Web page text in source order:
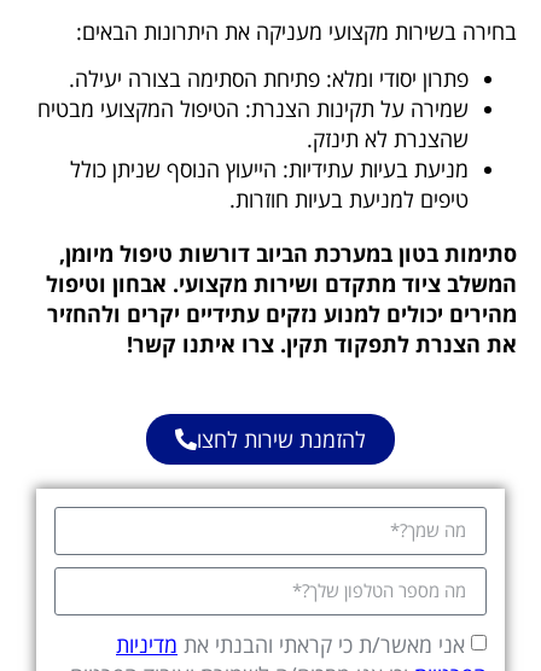
בחירה בשירות מקצועי מעניקה את היתרונות הבאים:
פתרון יסודי ומלא: פתיחת הסתימה בצורה יעילה.
שמירה על תקינות הצנרת: הטיפול המקצועי מבטיח
שהצנרת לא תינזק.
מניעת בעיות עתידיות: הייעוץ הנוסף שניתן כולל
טיפים למניעת בעיות חוזרות.
סתימות בטון במערכת הביוב דורשות טיפול מיומן,
המשלב ציוד מתקדם ושירות מקצועי. אבחון וטיפול
מהירים יכולים למנוע נזקים עתידיים יקרים ולהחזיר
את הצנרת לתפקוד תקין. צרו איתנו קשר!
להזמנת שירות לחצו
אני מאשר/ת כי קראתי והבנתי את מדיניות